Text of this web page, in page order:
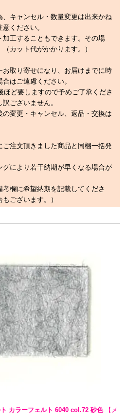
キャンセル・数量変更は出来かね
ください。
工することもできます。その場
（カット代がかかります。）
取り寄せになり、お届けまでに時
はご遠慮ください。
ほど要しますので予めご了承くださ
ございません。
の変更・キャンセル、返品・交換は
注文頂きました商品と同梱一括発
グにより若干納期が早くなる場合が
欄に希望納期を記載してくださ
ございます。）
カラーフェルト 6040 col.72 砂色【メ